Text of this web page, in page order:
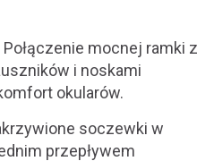
Połączenie mocnej ramki z
i noskami
okularów.
soczewki w
przepływem